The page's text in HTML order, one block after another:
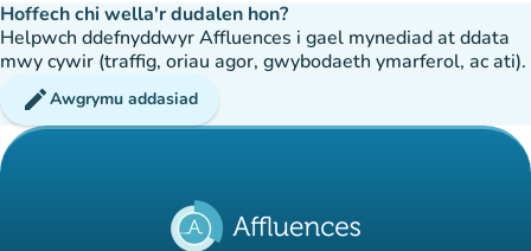
Hoffech chi wella'r dudalen hon?
Helpwch ddefnyddwyr Affluences i gael mynediad at ddata
mwy cywir (traffig, oriau agor, gwybodaeth ymarferol, ac ati).
editAwgrymu addasiad